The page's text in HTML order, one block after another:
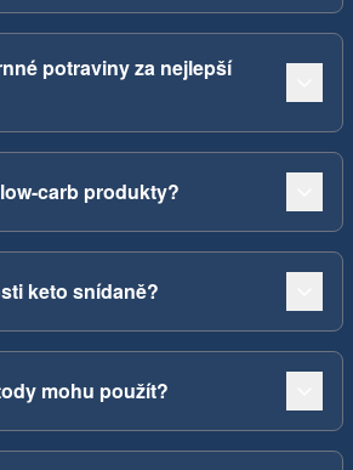
potraviny za nejlepší
carb produkty?
keto snídaně?
mohu použít?